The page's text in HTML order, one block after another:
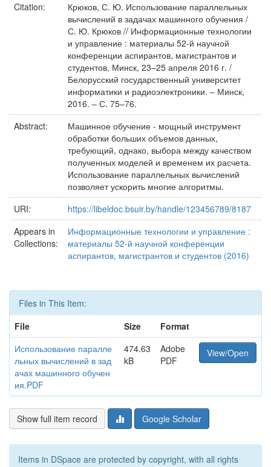
Citation:
Крюков, С. Ю. Использование параллельных
вычислений в задачах машинного обучения /
С. Ю. Крюков // Информационные технологии
и управление : материалы 52-й научной
конференции аспирантов, магистрантов и
студентов, Минск, 23–25 апреля 2016 г. /
Белорусский государственный университет
информатики и радиоэлектроники. – Минск,
2016. – С. 75–76.
Abstract:
Машинное обучение - мощный инструмент
обработки больших объемов данных,
требующий, однако, выбора между качеством
полученных моделей и временем их расчета.
Использование параллельных вычислений
позволяет ускорить многие алгоритмы.
URI:
https://libeldoc.bsuir.by/handle/123456789/8187
Appears in
Collections:
Информационные технологии и управление :
материалы 52-й научной конференции
аспирантов, магистрантов и студентов (2016)
Files in This Item:
File
Size
Format
Использование паралле
льных вычислений в зад
ачах машинного обучен
ия.PDF
474.63
kB
Adobe
PDF
View/Open
Show full item record Google Scholar
Items in DSpace are protected by copyright, with all rights